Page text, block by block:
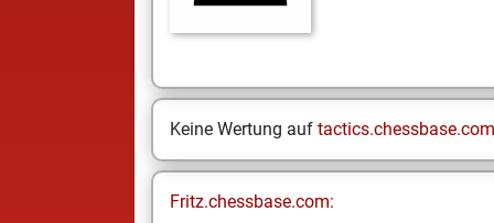
Keine Wertung auf tactics.chessbase.com
Fritz.chessbase.com: